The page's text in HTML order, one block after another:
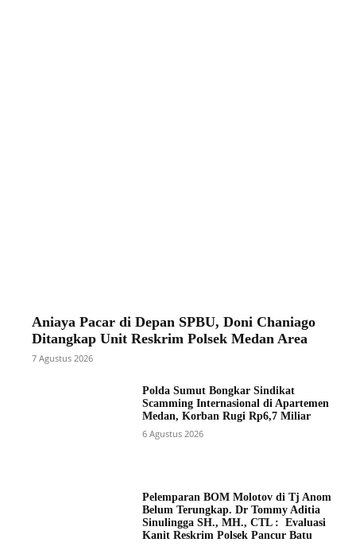
Aniaya Pacar di Depan SPBU, Doni Chaniago
Ditangkap Unit Reskrim Polsek Medan Area
7 Agustus 2026
Polda Sumut Bongkar Sindikat
Scamming Internasional di Apartemen
Medan, Korban Rugi Rp6,7 Miliar
6 Agustus 2026
Pelemparan BOM Molotov di Tj Anom
Belum Terungkap. Dr Tommy Aditia
Sinulingga SH., MH., CTL : Evaluasi
Kanit Reskrim Polsek Pancur Batu